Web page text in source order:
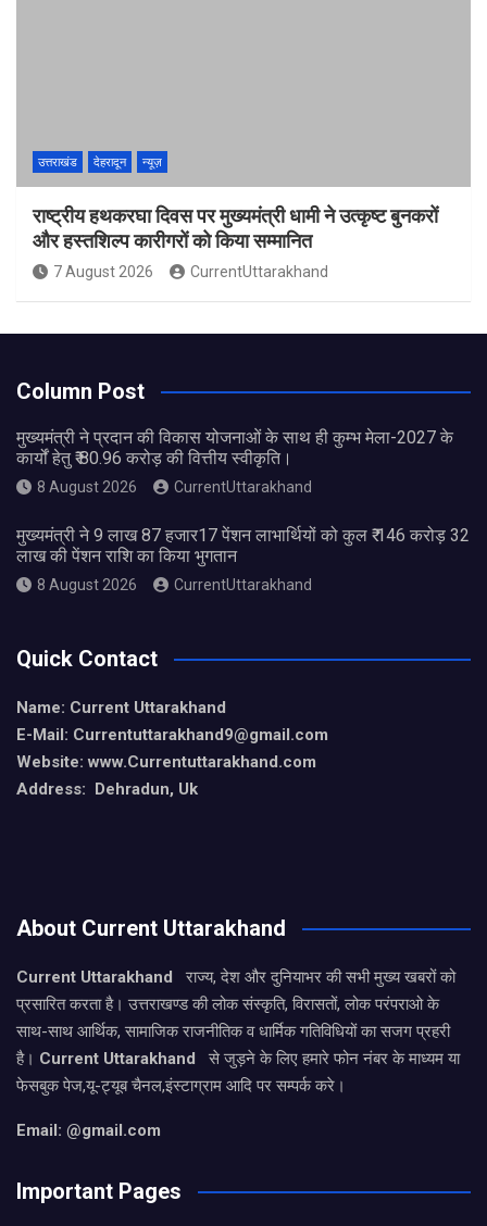
उत्तराखंड देहरादून न्यूज़
राष्ट्रीय हथकरघा दिवस पर मुख्यमंत्री धामी ने उत्कृष्ट बुनकरों
और हस्तशिल्प कारीगरों को किया सम्मानित
7 August 2026 CurrentUttarakhand
Column Post
मुख्यमंत्री ने प्रदान की विकास योजनाओं के साथ ही कुम्भ मेला-2027 के
कार्यों हेतु ₹ 80.96 करोड़ की वित्तीय स्वीकृति।
8 August 2026 CurrentUttarakhand
मुख्यमंत्री ने 9 लाख 87 हजार17 पेंशन लाभार्थियों को कुल ₹ 146 करोड़ 32
लाख की पेंशन राशि का किया भुगतान
8 August 2026 CurrentUttarakhand
Quick Contact
Name: Current Uttarakhand
E-Mail: Currentuttarakhand9@gmail.com
Website: www.Currentuttarakhand.com
Address: Dehradun, Uk
About Current Uttarakhand
Current Uttarakhand
राज्य, देश और दुनियाभर की सभी मुख्य खबरों को
प्रसारित करता है। उत्तराखण्ड की लोक संस्कृति, विरासतों, लोक परंपराओ के
साथ-साथ आर्थिक, सामाजिक राजनीतिक व धार्मिक गतिविधियों का सजग प्रहरी
है। Current Uttarakhand
से जुड़ने के लिए हमारे फोन नंबर के माध्यम या
फेसबुक पेज,यू-ट्यूब चैनल,इंस्टाग्राम आदि पर सम्पर्क करे।
Email: @gmail.com
Important Pages